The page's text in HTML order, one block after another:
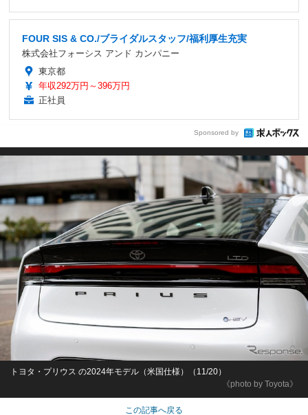
FOUR SIS & CO./ブライダルスタッフ/福利厚生充実
株式会社フォーシス アンド カンパニー
東京都
年収292万円～396万円
正社員
Sponsored by
《photo by Toyota》
トヨタ・プリウス の2024年モデル（米国仕様）（11/20）
この記事へ戻る